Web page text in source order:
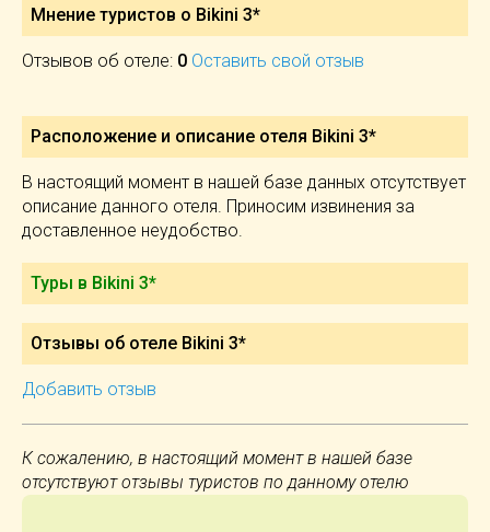
Мнение туристов о Bikini 3*
Отзывов об отеле: 0 Оставить свой отзыв
Расположение и описание отеля Bikini 3*
В настоящий момент в нашей базе данных отсутствует
описание данного отеля. Приносим извинения за
доставленное неудобство.
Туры в Bikini 3*
Отзывы об отеле Bikini 3*
Добавить отзыв
К сожалению, в настоящий момент в нашей базе
отсутствуют отзывы туристов по данному отелю